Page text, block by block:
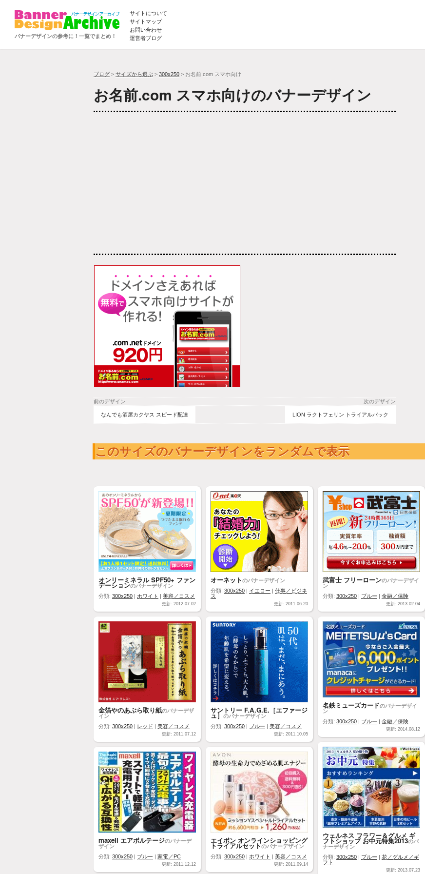
バナーデザインの参考に！一覧でまとめ！
サイトについて
サイトマップ
お問い合わせ
運営者ブログ
ブログ > サイズから選ぶ > 300x250 > お名前.com スマホ向け
お名前.com スマホ向けのバナーデザイン
前のデザイン 次のデザイン
なんでも酒屋カクヤス スピード配達 LION ラクトフェリン トライアルパック
このサイズのバナーデザインをランダムで表示
オンリーミネラル SPF50+ ファン
デーションのバナーデザイン
分類: 300x250 | ホワイト | 美容／コスメ
更新: 2012.07.02
オーネットのバナーデザイン
分類: 300x250 | イエロー | 仕事／ビジネ
ス
更新: 2011.06.20
武富士 フリーローンのバナーデザイ
ン
分類: 300x250 | ブルー | 金融／保険
更新: 2013.02.04
金箔やのあぶら取り紙のバナーデザ
イン
分類: 300x250 | レッド | 美容／コスメ
更新: 2011.07.12
サントリー F.A.G.E.［エファージ
ュ］ のバナーデザイン
分類: 300x250 | ブルー | 美容／コスメ
更新: 2011.10.05
名鉄ミューズカードのバナーデザイ
ン
分類: 300x250 | ブルー | 金融／保険
更新: 2014.08.12
ウェルネス フラワー＆グルメ ギ
フトショップ お中元特集2013のバ
ナーデザイン
分類: 300x250 | ブルー | 花／グルメ／ギ
フト
更新: 2013.07.23
maxell エアボルテージのバナーデ
ザイン
分類: 300x250 | ブルー | 家電／PC
更新: 2011.12.12
エイボン オンラインショッピング
トライアルセットのバナーデザイン
分類: 300x250 | ホワイト | 美容／コスメ
更新: 2011.09.14